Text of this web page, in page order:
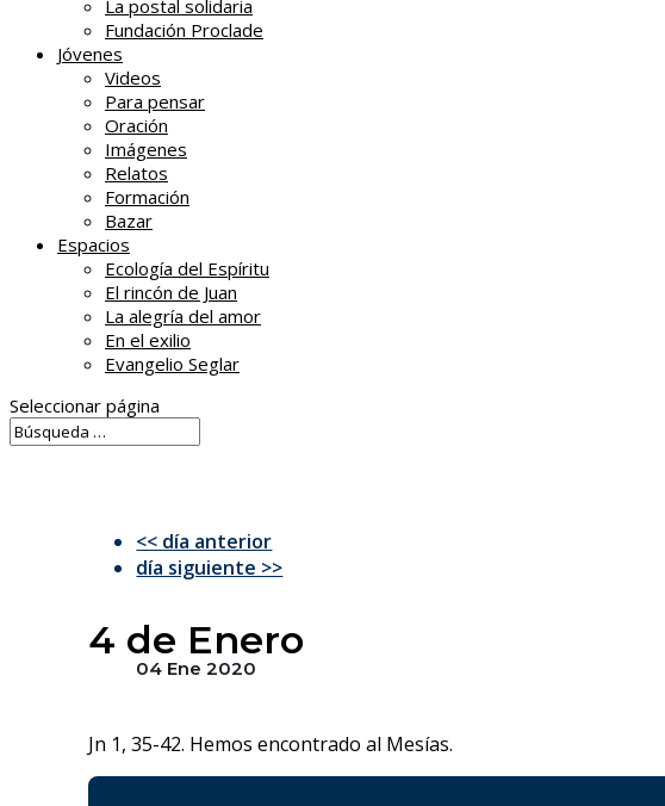
La postal solidaria
Fundación Proclade
Jóvenes
Videos
Para pensar
Oración
Imágenes
Relatos
Formación
Bazar
Espacios
Ecología del Espíritu
El rincón de Juan
La alegría del amor
En el exilio
Evangelio Seglar
Seleccionar página
<< día anterior
día siguiente >>
4 de Enero
04 Ene 2020
Jn 1, 35-42. Hemos encontrado al Mesías.